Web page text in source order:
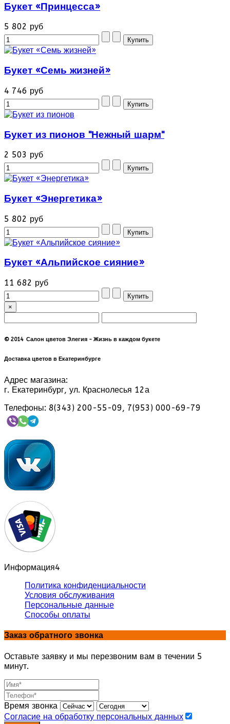
Букет «Принцесса»
5 802 руб
Букет «Семь жизней»
4 746 руб
Букет из пионов "Нежный шарм"
2 503 руб
Букет «Энергетика»
5 802 руб
Букет «Альпийское сияние»
11 682 руб
×
© 2014 Салон цветов Элегия - Жизнь в каждом букете
Доставка цветов в Екатеринбурге
Адрес магазина:
г. Екатеринбург, ул. Краснолесья 12а
Телефоны: 8(343) 200-55-09, 7(953) 000-69-79
Информация4
Политика конфиденциальности
Условия обслуживания
Персональные данные
Способы оплаты
Заказ обратного звонка
Оставьте заявку и мы перезвоним вам в течении 5
минут.
Время звонка
Согласие на обработку персональных данных